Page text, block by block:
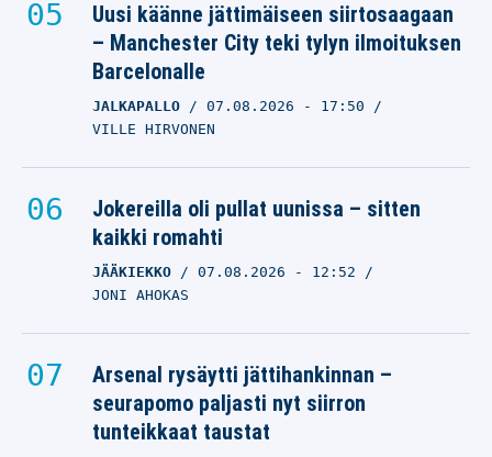
Uusi käänne jättimäiseen siirtosaagaan
– Manchester City teki tylyn ilmoituksen
Barcelonalle
JALKAPALLO 07.08.2026 - 17:50
VILLE HIRVONEN
Jokereilla oli pullat uunissa – sitten
kaikki romahti
JÄÄKIEKKO 07.08.2026 - 12:52
JONI AHOKAS
Arsenal rysäytti jättihankinnan –
seurapomo paljasti nyt siirron
tunteikkaat taustat